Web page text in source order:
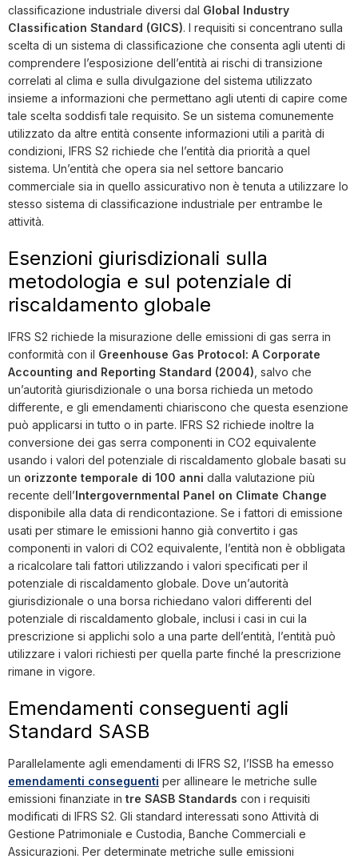
classificazione industriale diversi dal Global Industry
Classification Standard (GICS). I requisiti si concentrano sulla
scelta di un sistema di classificazione che consenta agli utenti di
comprendere l’esposizione dell’entità ai rischi di transizione
correlati al clima e sulla divulgazione del sistema utilizzato
insieme a informazioni che permettano agli utenti di capire come
tale scelta soddisfi tale requisito. Se un sistema comunemente
utilizzato da altre entità consente informazioni utili a parità di
condizioni, IFRS S2 richiede che l’entità dia priorità a quel
sistema. Un’entità che opera sia nel settore bancario
commerciale sia in quello assicurativo non è tenuta a utilizzare lo
stesso sistema di classificazione industriale per entrambe le
attività.
Esenzioni giurisdizionali sulla
metodologia e sul potenziale di
riscaldamento globale
IFRS S2 richiede la misurazione delle emissioni di gas serra in
conformità con il Greenhouse Gas Protocol: A Corporate
Accounting and Reporting Standard (2004) , salvo che
un’autorità giurisdizionale o una borsa richieda un metodo
differente, e gli emendamenti chiariscono che questa esenzione
può applicarsi in tutto o in parte. IFRS S2 richiede inoltre la
conversione dei gas serra componenti in CO2 equivalente
usando i valori del potenziale di riscaldamento globale basati su
un orizzonte temporale di 100 anni dalla valutazione più
recente dell’Intergovernmental Panel on Climate Change
disponibile alla data di rendicontazione. Se i fattori di emissione
usati per stimare le emissioni hanno già convertito i gas
componenti in valori di CO2 equivalente, l’entità non è obbligata
a ricalcolare tali fattori utilizzando i valori specificati per il
potenziale di riscaldamento globale. Dove un’autorità
giurisdizionale o una borsa richiedano valori differenti del
potenziale di riscaldamento globale, inclusi i casi in cui la
prescrizione si applichi solo a una parte dell’entità, l’entità può
utilizzare i valori richiesti per quella parte finché la prescrizione
rimane in vigore.
Emendamenti conseguenti agli
Standard SASB
Parallelamente agli emendamenti di IFRS S2, l’ISSB ha emesso
emendamenti conseguenti per allineare le metriche sulle
emissioni finanziate in tre SASB Standards con i requisiti
modificati di IFRS S2. Gli standard interessati sono Attività di
Gestione Patrimoniale e Custodia, Banche Commerciali e
Assicurazioni. Per determinate metriche sulle emissioni